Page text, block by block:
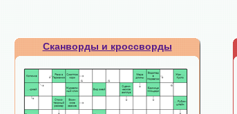
Сканворды и кроссворды